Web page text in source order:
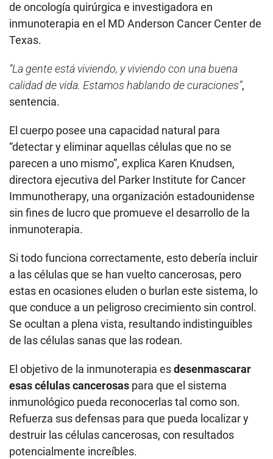
de oncología quirúrgica e investigadora en
inmunoterapia en el MD Anderson Cancer Center de
Texas.
“La gente está viviendo, y viviendo con una buena
calidad de vida. Estamos hablando de curaciones”,
sentencia.
El cuerpo posee una capacidad natural para
“detectar y eliminar aquellas células que no se
parecen a uno mismo”, explica Karen Knudsen,
directora ejecutiva del Parker Institute for Cancer
Immunotherapy, una organización estadounidense
sin fines de lucro que promueve el desarrollo de la
inmunoterapia.
Si todo funciona correctamente, esto debería incluir
a las células que se han vuelto cancerosas, pero
estas en ocasiones eluden o burlan este sistema, lo
que conduce a un peligroso crecimiento sin control.
Se ocultan a plena vista, resultando indistinguibles
de las células sanas que las rodean.
El objetivo de la inmunoterapia esdesenmascarar
esas células cancerosas para que el sistema
inmunológico pueda reconocerlas tal como son.
Refuerza sus defensas para que pueda localizar y
destruir las células cancerosas, con resultados
potencialmente increíbles.